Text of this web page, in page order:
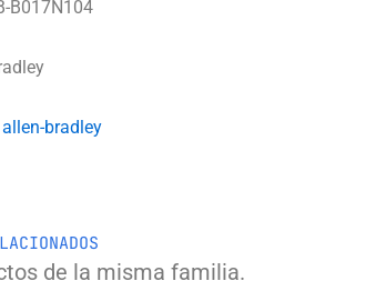
B017N104
bradley
de la misma familia.